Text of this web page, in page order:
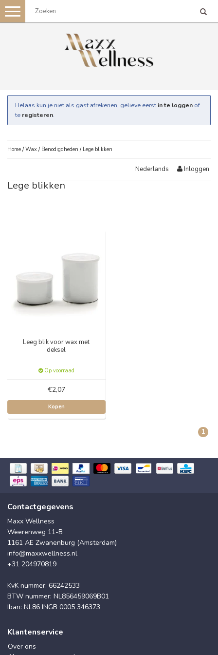
Toggle
navigation
Helaas kun je niet als gast afrekenen, gelieve eerst in te loggen of
te registeren.
Home /Wax / Benodigdheden / Lege blikken
Nederlands Inloggen
Lege blikken
Leeg blik voor wax met
deksel
Op voorraad
€2,07
Kopen
1
Contactgegevens
Maxx Wellness
Weerenweg 11-B
1161 AE Zwanenburg (Amsterdam)
info@maxxwellness.nl
+31 204970819
KvK nummer: 66242533
BTW nummer: NL856459069B01
Iban: NL86 INGB 0005 346373
Klantenservice
Over ons